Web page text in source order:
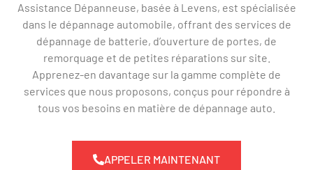
Assistance Dépanneuse, basée à Levens, est spécialisée
dans le dépannage automobile, offrant des services de
dépannage de batterie, d’ouverture de portes, de
remorquage et de petites réparations sur site.
Apprenez-en davantage sur la gamme complète de
services que nous proposons, conçus pour répondre à
tous vos besoins en matière de dépannage auto.
APPELER MAINTENANT